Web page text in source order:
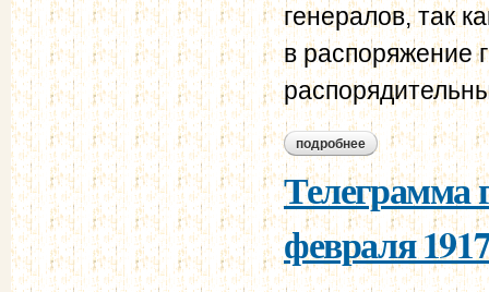
генералов, так
в распоряжение
подробнее о из разговора
даниловым 27
Телеграмма
февраля